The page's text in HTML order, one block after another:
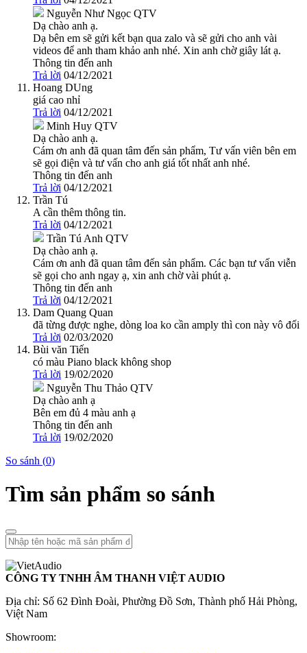
Nguyễn Như Ngọc QTV
Dạ chào anh ạ.
Dạ bên em sẽ gửi kết bạn qua zalo và sẽ gửi cho anh vài
videos để anh tham khảo anh nhé. Xin anh chờ giây lát ạ.
Thông tin đến anh
Trả lời 04/12/2021
Hoang DUng
giá cao nhỉ
Trả lời 04/12/2021
Minh Huy QTV
Dạ chào anh ạ.
Cám ơn anh đã quan tâm đến sản phẩm, Tư vấn viên bên em
sẽ gọi điện và tư vấn cho anh giá tốt nhất anh nhé.
Thông tin đến anh
Trả lời 04/12/2021
Trần Tú
A cần thêm thông tin.
Trả lời 04/12/2021
Trần Tú Anh QTV
Dạ chào anh ạ.
Cám ơn anh đã quan tâm đến sản phẩm. Các bạn tư vấn viễn
sẽ gọi cho anh ngay ạ, xin anh chờ vài phút ạ.
Thông tin đến anh
Trả lời 04/12/2021
Dam Quang Quan
đã từng được nghe, dòng loa ko cần amply thì con này vô đối
Trả lời 02/03/2020
Bùi văn Tiến
có màu Piano black không shop
Trả lời 19/02/2020
Nguyễn Thu Thảo QTV
Dạ chào anh ạ
Bên em đủ 4 màu anh ạ
Thông tin đến anh
Trả lời 19/02/2020
So sánh (0)
Tìm sản phẩm so sánh
CÔNG TY TNHH ÂM THANH VIỆT AUDIO
Địa chỉ: Số 62 Đình Đoài, Phường Đồ Sơn, Thành phố Hải Phòng,
Việt Nam
Showroom: